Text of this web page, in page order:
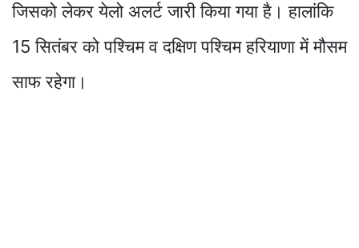
जिसको लेकर येलो अलर्ट जारी किया गया है। हालांकि
15 सितंबर को पश्चिम व दक्षिण पश्चिम हरियाणा में मौसम
साफ रहेगा।